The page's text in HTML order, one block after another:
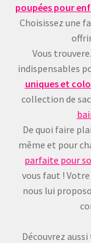
poupées pour
Choisissez une
Vous
indispensables
uniques et
collection de
De quoi faire
même et pour
parfaite pour
vous faut !
nous lui
Découvrez